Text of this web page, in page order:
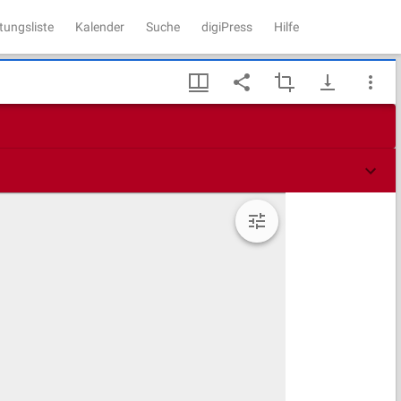
Kalender Suche digiPress Hilfe